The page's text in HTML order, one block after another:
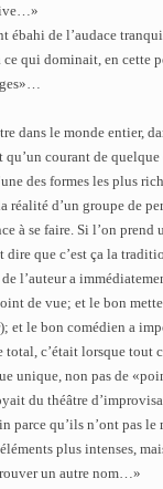
ébahi de l’audace
ce qui dominait, en cette
dans le monde entier,
qu’un courant de
des formes les plus
réalité d’un groupe de
à se faire. Si l’on
dire que c’est ça la
de l’auteur a
de vue; et le bon
et le bon comédien a
total, c’était lorsque tout
unique, non pas de
du théâtre
parce qu’ils n’ont pas
plus intenses,
un autre nom…»